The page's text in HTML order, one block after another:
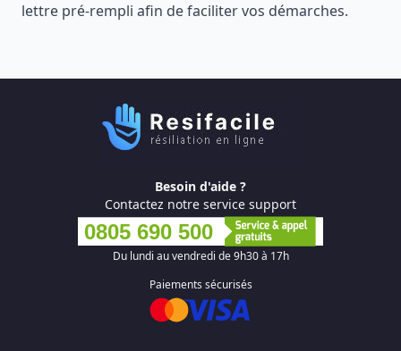
lettre pré-rempli afin de faciliter vos démarches.
Besoin d'aide ?
Contactez notre service support
0805 690 500
Du lundi au vendredi de 9h30 à 17h
Paiements sécurisés